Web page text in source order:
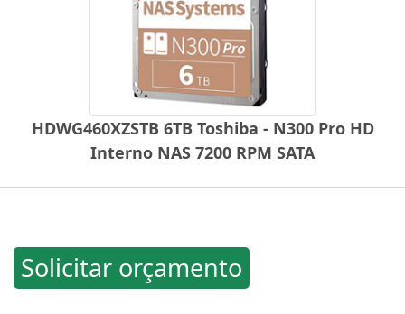
HDWG460XZSTB 6TB Toshiba - N300 Pro HD
Interno NAS 7200 RPM SATA
Solicitar orçamento